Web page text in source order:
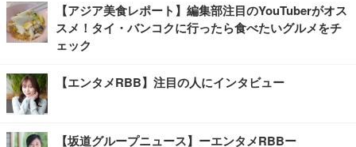
【アジア美食レポート】編集部注目のYouTuberがオス
スメ！タイ・バンコクに行ったら食べたいグルメをチ
ェック
【エンタメRBB】注目の人にインタビュー
【坂道グループニュース】ーエンタメRBBー